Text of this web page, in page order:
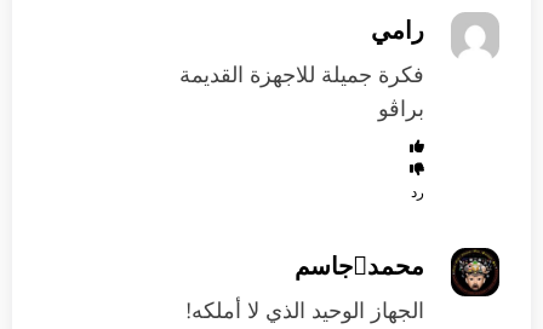
رامي
فكرة جميلة للاجهزة القديمة
براڤو
رد
محمدجاسم
الجهاز الوحيد الذي لا أملكه!